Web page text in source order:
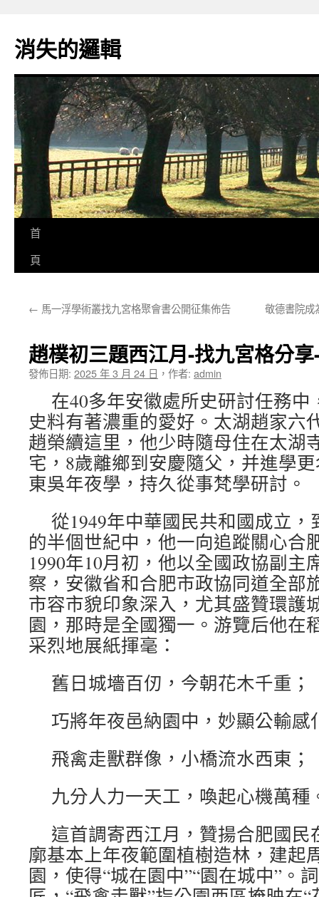
主
要
消失的邏輯
首
頁
← 馬一浮學術叢找九宮格聚會書公開征集佈告 敬德書院成
趙樸初三題西江月-找九宮格分
發佈日期: 2025 年 3 月 24 日 ， 作者: admin
在40多年安徽處所史研討任務
史料有著濃重的愛好。太湖趙家六
趙榮續這里，他少時隨母住在太湖
宅，8歲離鄉到安慶隨父，并進學
東吳年夜學，持久從事梵學研討。
從1949年中華國民共和國成立，
的半個世紀中，他一向追蹤關心合
1990年10月初，他以全國政協副主
察，安徽省和合肥市政協同道全部
市容市貌印象深入，尤其盛贊環護
園，那時是全國獨一。游覽后他在
采烈地展紙揮毫：
舊日城墻百仞，今朝花木千重；
巧將年夜邑納園中，妙顯公輸感
飛禽走獸群像，小橋流水西東；
九分人力一天工，喚起心機萬種
這首調寄西江月，贊揚合肥國民
廓基本上年夜範圍植樹造林，建起
園，使得“城在園中”“園在城中”。